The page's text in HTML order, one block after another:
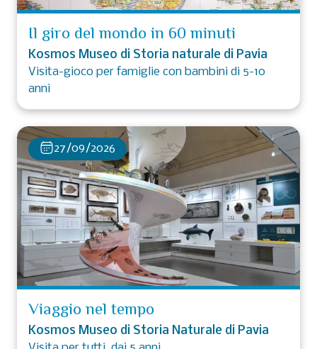
Il giro del mondo in 60 minuti
Kosmos Museo di Storia naturale di Pavia
Visita-gioco per famiglie con bambini di 5-10
anni
27/09/2026
Viaggio nel tempo
Kosmos Museo di Storia Naturale di Pavia